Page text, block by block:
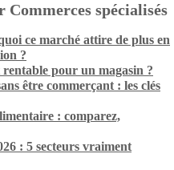
spécialisés
ce marché attire de plus en
?
pour un magasin ?
être commerçant : les clés
: comparez,
: 5 secteurs vraiment